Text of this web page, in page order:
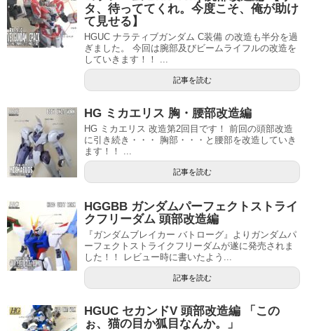
タ、待っててくれ。今度こそ、俺が助け
て見せる】
HGUC ナラティブガンダム C装備 の改造も半分を過
ぎました。 今回は腕部及びビームライフルの改造を
していきます！！ ...
記事を読む
HG ミカエリス 胸・腰部改造編
HG ミカエリス 改造第2回目です！ 前回の頭部改造
に引き続き・・・ 胸部・・・と腰部を改造していき
ます！！ ...
記事を読む
HGGBB ガンダムパーフェクトストライ
クフリーダム 頭部改造編
『ガンダムブレイカー バトローグ』よりガンダムパ
ーフェクトストライクフリーダムが遂に発売されま
した！！ レビュー時に書いたよう...
記事を読む
HGUC セカンドV 頭部改造編 「この
ぉ、猫の目か狐目なんか。」